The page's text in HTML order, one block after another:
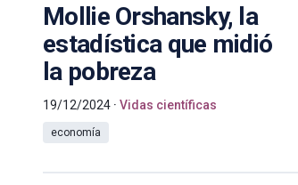
Mollie Orshansky, la
estadística que midió
la pobreza
19/12/2024 Vidas científicas
economía